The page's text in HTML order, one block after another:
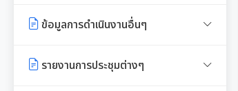
รายงานผลการดำเนินการองค์กรสุข
การประเมินความเสี่ยงการทุจริต
รายงานผลการดำเนินการตามแผน
บริหารจัดการความเสี่ยงการทุจริต
ประโยชน์อื่นใดโดยธรรมจรรยาของ
เจ้าพนักงานของรัฐ
มาตรการให้ผู้มีส่วนได้เสียมีส่วนร่วม
การจัดซื้อ/จ้าง
รายรับ-รายจ่ายประจำเดือน
ข้อมูลการดำเนินงานอื่นๆ
รายงานการประเมินประสิทธิภาพ
รายงานการประชุมต่างๆ